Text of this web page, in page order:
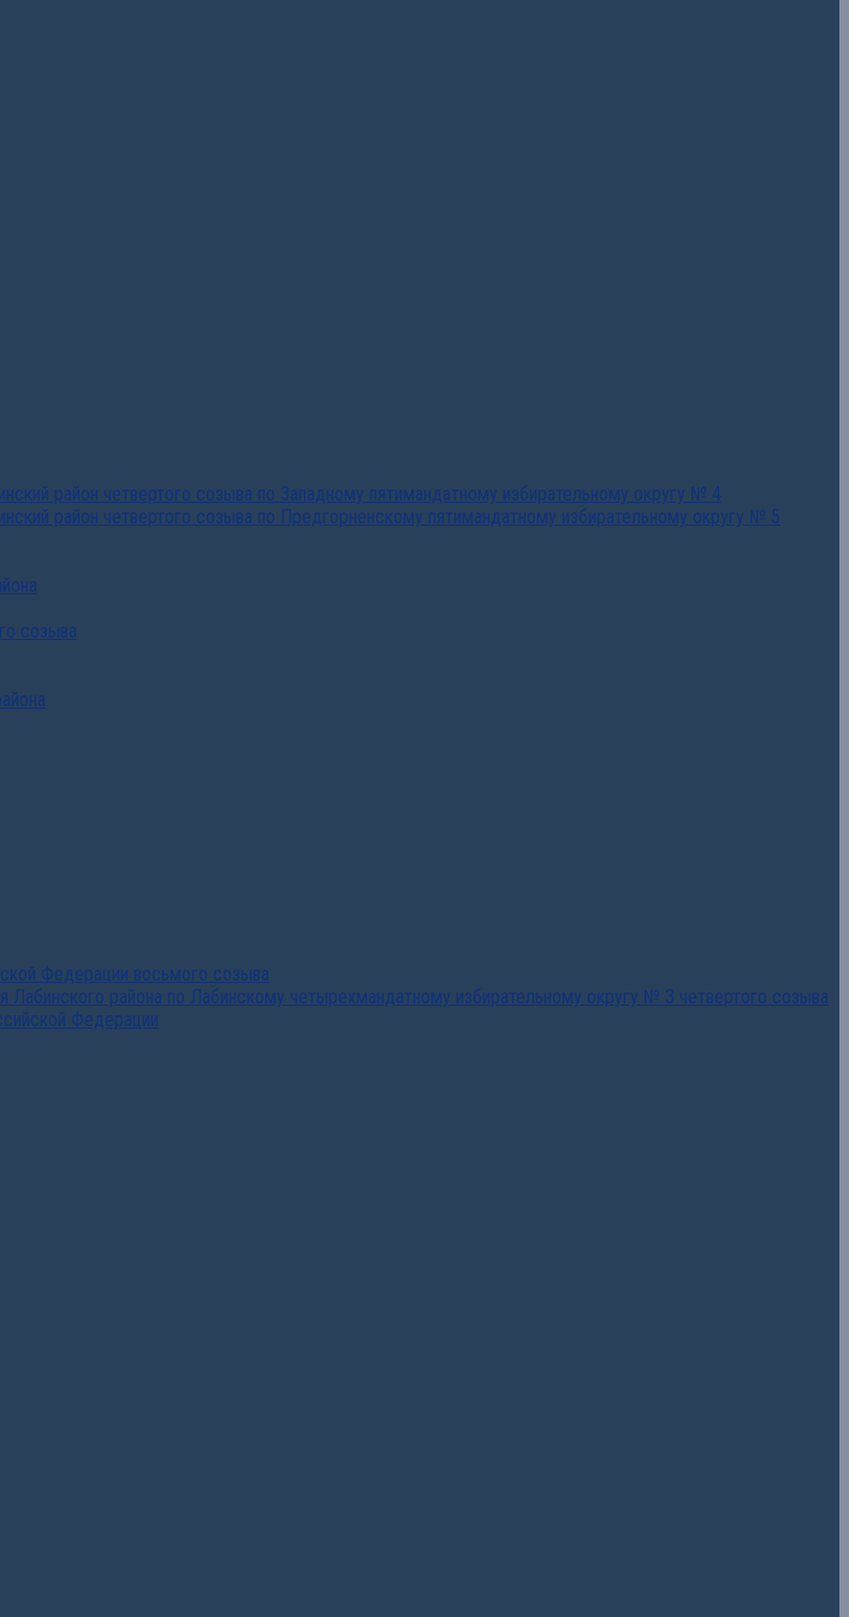
район четвертого созыва по Западному пятимандатному избирательному округу № 4
район четвертого созыва по Предгорненскому пятимандатному избирательному округу № 5
созыва
Федерации восьмого созыва
района по Лабинскому четырехмандатному избирательному округу № 3 четвертого созыва
Федерации